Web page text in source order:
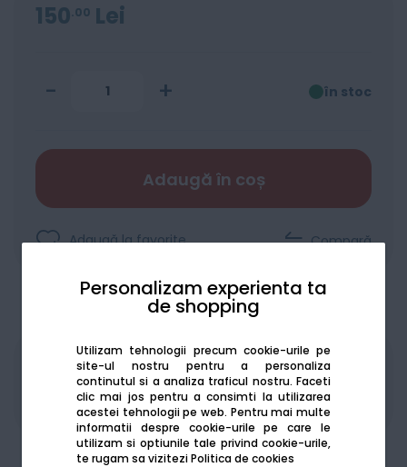
Personalizam experienta ta
de shopping
Utilizam tehnologii precum cookie-urile pe
site-ul nostru pentru a personaliza
continutul si a analiza traficul nostru. Faceti
clic mai jos pentru a consimti la utilizarea
acestei tehnologii pe web. Pentru mai multe
informatii despre cookie-urile pe care le
utilizam si optiunile tale privind cookie-urile,
te rugam sa viziteziPolitica de cookies
150 00 Lei
- + în stoc
Adaugă în coș
Adaugă la favorite Compară
Produsele sunt disponibile pe platforma de
achizitii publiceSEAP/SICAP